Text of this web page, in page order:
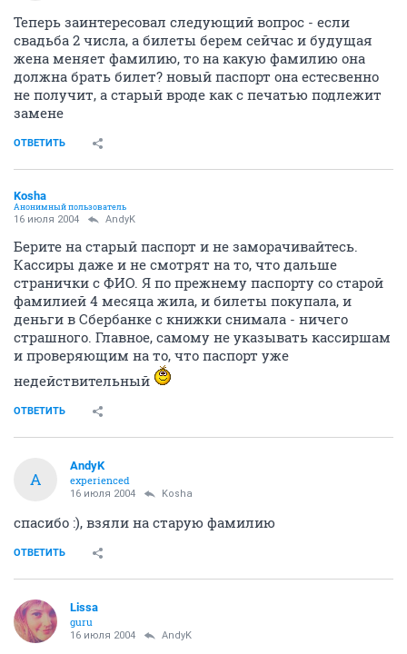
Теперь заинтересовал следующий вопрос - если
свадьба 2 числа, а билеты берем сейчас и будущая
жена меняет фамилию, то на какую фамилию она
должна брать билет? новый паспорт она естесвенно
не получит, а старый вроде как с печатью подлежит
замене
ОТВЕТИТЬ
Kosha
Анонимный пользователь
16 июля 2004 AndyK
Берите на старый паспорт и не заморачивайтесь.
Кассиры даже и не смотрят на то, что дальше
странички с ФИО. Я по прежнему паспорту со старой
фамилией 4 месяца жила, и билеты покупала, и
деньги в Сбербанке с книжки снимала - ничего
страшного. Главное, самому не указывать кассиршам
и проверяющим на то, что паспорт уже
недействительный
ОТВЕТИТЬ
A
AndyK
experienced
16 июля 2004 Kosha
спасибо :), взяли на старую фамилию
ОТВЕТИТЬ
Lissa
guru
16 июля 2004 AndyK